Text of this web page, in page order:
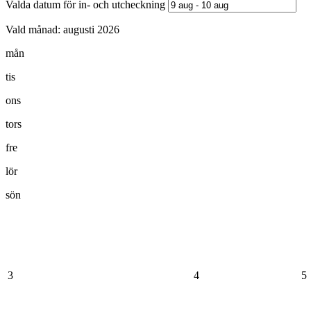
Valda datum för in- och utcheckning
Vald månad: augusti 2026
mån
tis
ons
tors
fre
lör
sön
3 4 5